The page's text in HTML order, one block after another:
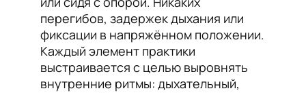
перегибов, задержек дыхания или
фиксации в напряжённом положении.
Каждый элемент практики
выстраивается с целью выровнять
внутренние ритмы: дыхательный,